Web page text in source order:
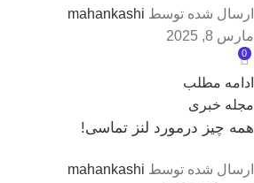
ارسال شده توسط mahankashi
مارس 8, 2025
0
ادامه مطلب
مجله خبری
همه چیز درمورد لنز تماسی!
ارسال شده توسط mahankashi